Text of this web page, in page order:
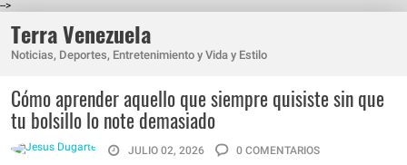
-->
Terra Venezuela
Noticias, Deportes, Entretenimiento y Vida y Estilo
Cómo aprender aquello que siempre quisiste sin que
tu bolsillo lo note demasiado
JULIO 02, 2026 0 COMENTARIOS